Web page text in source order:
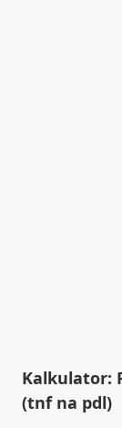
Kalkulator:
(tnf na pdl)